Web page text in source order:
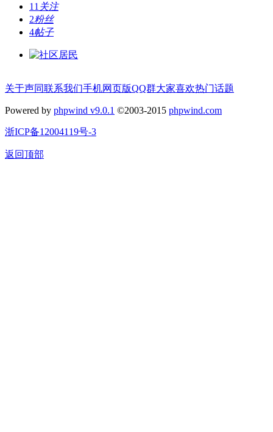
11 关注
2粉丝
4帖子
关于声同联系我们手机网页版QQ群大家喜欢热门话题
Powered by phpwind v9.0.1 ©2003-2015 phpwind.com
浙ICP备12004119号-3
返回顶部